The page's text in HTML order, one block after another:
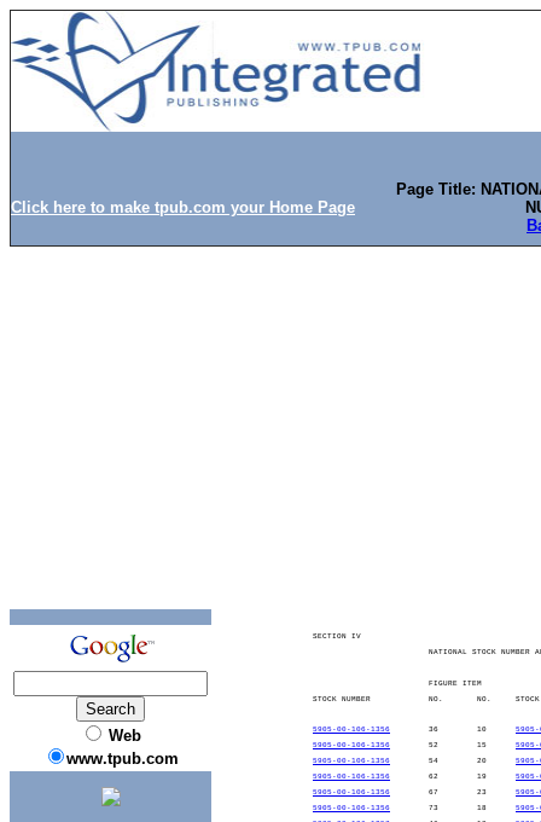
Click here to make tpub.com your Home Page
Page Title:
Web
www.tpub.com
SECTION IV
NATIONAL STOCK NUMBER
FIGURE ITEM
STOCK NUMBER
NO. NO.
5905-00-106-1356 36 10
5905-
5905-00-106-1356
52 15
5905-
5905-00-106-1356
54 20
5905-
5905-00-106-1356
62 19
5905-
5905-00-106-1356
67 23
5905-
5905-00-106-1356
73 18
5905-